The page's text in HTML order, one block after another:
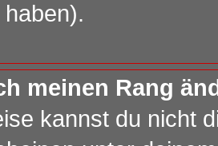
meinen Rang
kannst du nicht